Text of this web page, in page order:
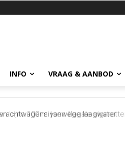
INFO VRAAG & AANBOD
100 miljoen illegale sigaretten